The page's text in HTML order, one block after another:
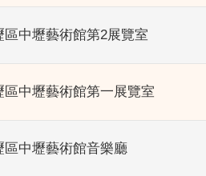
區中壢藝術館第2展覽室
區中壢藝術館第一展覽室
區中壢藝術館音樂廳